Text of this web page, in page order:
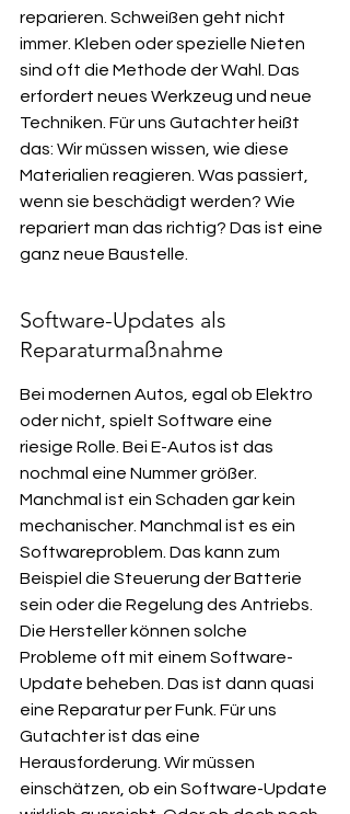
reparieren. Schweißen geht nicht
immer. Kleben oder spezielle Nieten
sind oft die Methode der Wahl. Das
erfordert neues Werkzeug und neue
Techniken. Für uns Gutachter heißt
das: Wir müssen wissen, wie diese
Materialien reagieren. Was passiert,
wenn sie beschädigt werden? Wie
repariert man das richtig? Das ist eine
ganz neue Baustelle.
Software-Updates als
Reparaturmaßnahme
Bei modernen Autos, egal ob Elektro
oder nicht, spielt Software eine
riesige Rolle. Bei E-Autos ist das
nochmal eine Nummer größer.
Manchmal ist ein Schaden gar kein
mechanischer. Manchmal ist es ein
Softwareproblem. Das kann zum
Beispiel die Steuerung der Batterie
sein oder die Regelung des Antriebs.
Die Hersteller können solche
Probleme oft mit einem Software-
Update beheben. Das ist dann quasi
eine Reparatur per Funk. Für uns
Gutachter ist das eine
Herausforderung. Wir müssen
einschätzen, ob ein Software-Update